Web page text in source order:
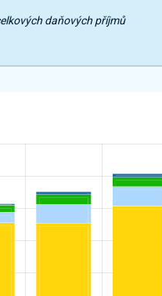
daňových příjmů